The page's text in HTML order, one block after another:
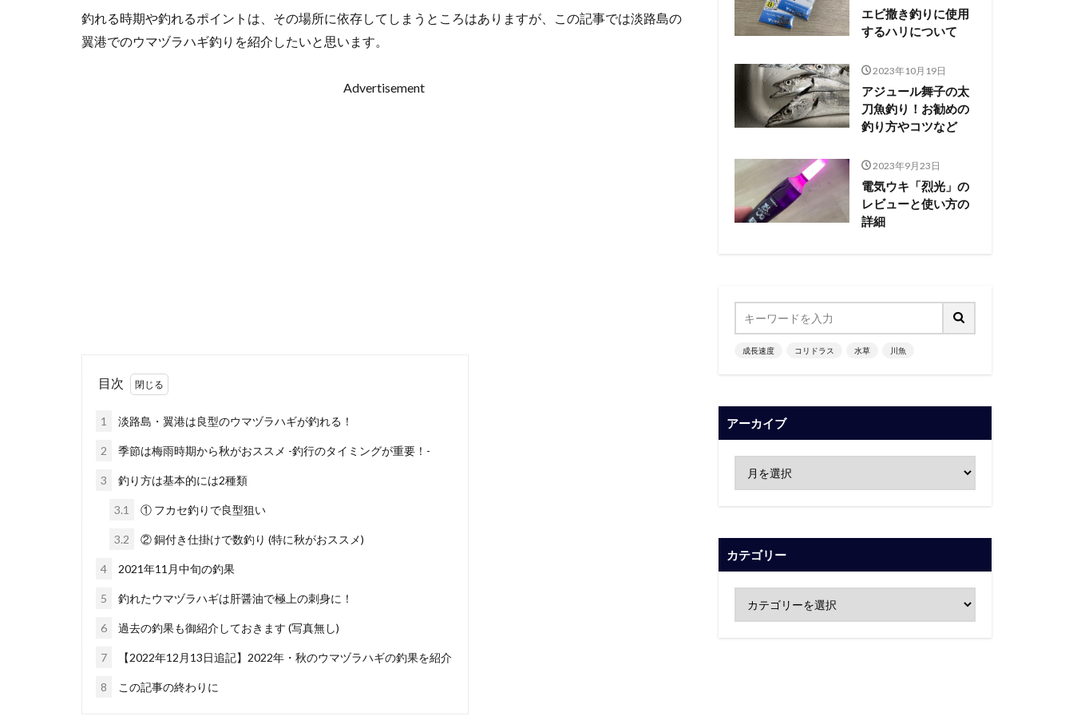
釣れる時期や釣れるポイントは、その場所に依存してしまうところはありますが、この記事では淡路島の
翼港でのウマヅラハギ釣りを紹介したいと思います。
Advertisement
目次
1 淡路島・翼港は良型のウマヅラハギが釣れる！
2 季節は梅雨時期から秋がおススメ -釣行のタイミングが重要！-
3 釣り方は基本的には2種類
3.1 ① フカセ釣りで良型狙い
3.2 ② 銅付き仕掛けで数釣り (特に秋がおススメ)
4 2021年11月中旬の釣果
5 釣れたウマヅラハギは肝醤油で極上の刺身に！
6 過去の釣果も御紹介しておきます (写真無し)
7 【2022年12月13日追記】2022年・秋のウマヅラハギの釣果を紹介
8 この記事の終わりに
エビ撒き釣りに使用
するハリについて
2023年10月19日
アジュール舞子の太
刀魚釣り！お勧めの
釣り方やコツなど
2023年9月23日
電気ウキ「烈光」の
レビューと使い方の
詳細
成長速度 コリドラス 水草 川魚
アーカイブ
カテゴリー